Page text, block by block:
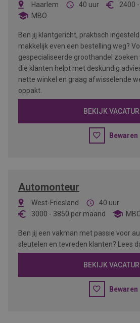
Haarlem 40 uur 2400 -
MBO
Ben jij klantgericht, praktisch
makkelijk even een bestelling weg?
gespecialiseerde groothandel
die klanten helpt met deskundig
nette winkel en graag afwisselende
oppakt.
BEKIJK
Bewaren
Automonteur
West-Friesland
40 uur
3000 - 3850 per maand
Ben jij een vakman met passie voor
sleutelen en tevreden klanten? Lees
BEKIJK
Bewaren